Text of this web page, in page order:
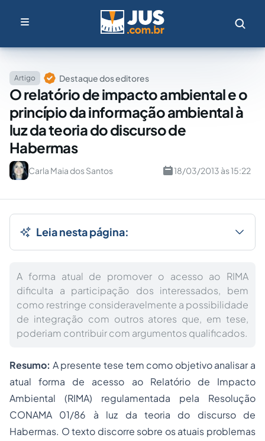
Artigo Destaque dos editores
O relatório de impacto ambiental e o
princípio da informação ambiental à
luz da teoria do discurso de
Habermas
Carla Maia dos Santos 18/03/2013 às 15:22
Leia nesta página:
A forma atual de promover o acesso ao RIMA
dificulta a participação dos interessados, bem
como restringe consideravelmente a possibilidade
de integração com outros atores que, em tese,
poderiam contribuir com argumentos qualificados.
Resumo: A presente tese tem como objetivo analisar a
atual forma de acesso ao Relatório de Impacto
Ambiental (RIMA) regulamentada pela Resolução
CONAMA 01/86 à luz da teoria do discurso de
Habermas. O texto discorre sobre os atuais problemas